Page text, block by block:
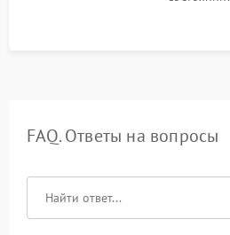
FAQ. Ответы на вопросы